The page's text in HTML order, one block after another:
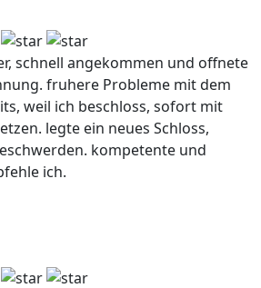
schnell angekommen und offnete
fruhere Probleme mit dem
weil ich beschloss, sofort mit
legte ein neues Schloss,
kompetente und
ich.